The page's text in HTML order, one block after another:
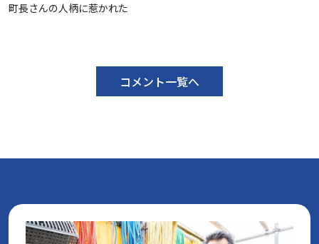
町長さんの人柄に惹かれた
コメント一覧へ